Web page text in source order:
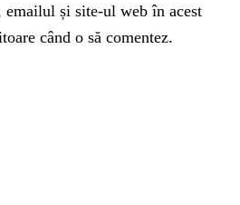
emailul și site-ul web în acest
când o să comentez.